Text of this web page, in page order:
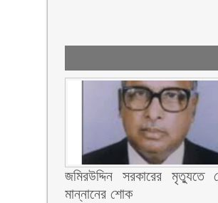
জমিরউদ্দিন সরকারের মৃত্যুতে
মান্নানের শোক